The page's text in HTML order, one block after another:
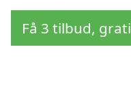
Få 3 tilbud,